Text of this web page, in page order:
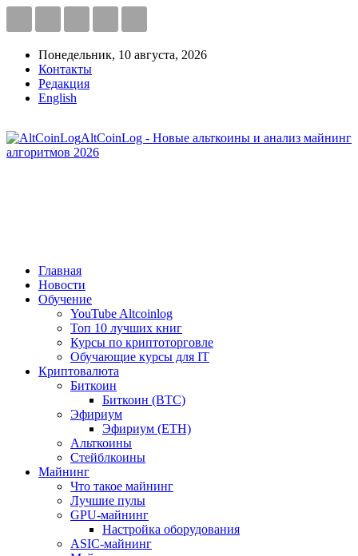
Понедельник, 10 августа, 2026
Контакты
Редакция
English
AltCoinLog - Новые альткоины и анализ майнинг
алгоритмов 2026
Главная
Новости
Обучение
YouTube Altcoinlog
Топ 10 лучших книг
Курсы по криптоторговле
Обучающие курсы для IT
Криптовалюта
Биткоин
Биткоин (BTC)
Эфириум
Эфириум (ETH)
Альткоины
Стейблкоины
Майнинг
Что такое майнинг
Лучшие пулы
GPU-майнинг
Настройка оборудования
ASIC-майнинг